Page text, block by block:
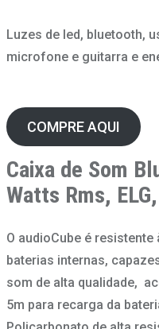
Luzes de led, bluetooth,
microfone e guitarra e
COMPRE AQUI
Caixa de Som
Watts Rms,
O audioCube é
baterias internas,
som de alta qualidade,
5m para recarga da